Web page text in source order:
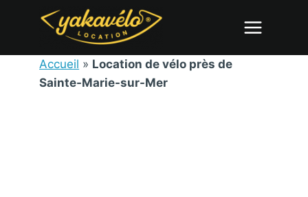
Accueil » Location de vélo près de
Sainte-Marie-sur-Mer